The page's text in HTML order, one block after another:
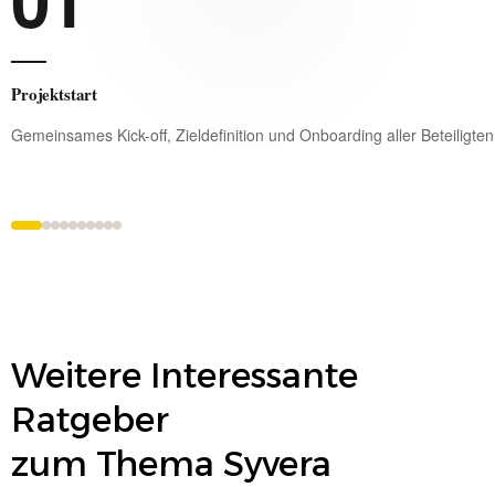
Projektstart
Gemeinsames Kick-off, Zieldefinition und Onboarding aller
Weitere Interessante
Ratgeber
zum Thema Syvera